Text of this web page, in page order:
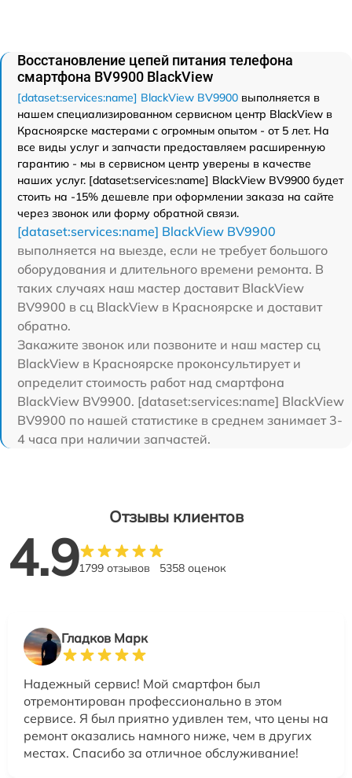
Восстановление цепей питания телефона
смартфона BV9900 BlackView
[dataset:services:name] BlackView BV9900 выполняется в
нашем специализированном сервисном центр BlackView в
Красноярске мастерами с огромным опытом - от 5 лет. На
все виды услуг и запчасти предоставляем расширенную
гарантию - мы в сервисном центр уверены в качестве
наших услуг. [dataset:services:name] BlackView BV9900 будет
стоить на -15% дешевле при оформлении заказа на сайте
через звонок или форму обратной связи.
[dataset:services:name] BlackView BV9900
выполняется на выезде, если не требует большого
оборудования и длительного времени ремонта. В
таких случаях наш мастер доставит BlackView
BV9900 в сц BlackView в Красноярске и доставит
обратно.
Закажите звонок или позвоните и наш мастер сц
BlackView в Красноярске проконсультирует и
определит стоимость работ над смартфона
BlackView BV9900. [dataset:services:name] BlackView
BV9900 по нашей статистике в среднем занимает 3-
4 часа при наличии запчастей.
Отзывы клиентов
4.91799 отзывов 5358 оценок
Гладков Марк
Надежный сервис! Мой смартфон был
отремонтирован профессионально в этом
сервисе. Я был приятно удивлен тем, что цены на
ремонт оказались намного ниже, чем в других
местах. Спасибо за отличное обслуживание!